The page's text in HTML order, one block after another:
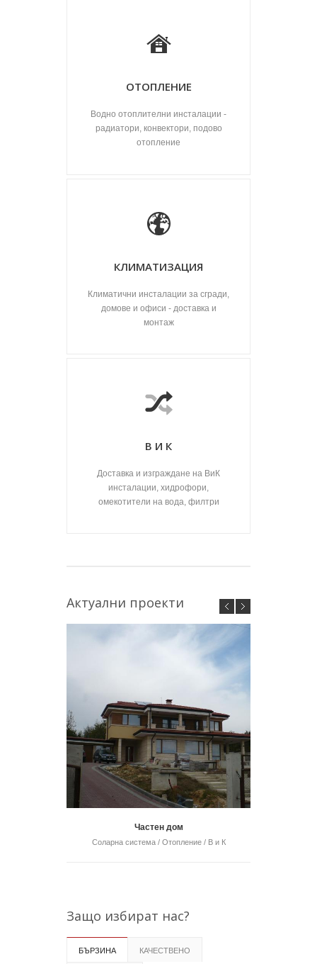
ОТОПЛЕНИЕ
Водно отоплителни инсталации -
радиатори, конвектори, подово
отопление
КЛИМАТИЗАЦИЯ
Климатични инсталации за сгради,
домове и офиси - доставка и
монтаж
В И К
Доставка и изграждане на ВиК
инсталации, хидрофори,
омекотители на вода, филтри
Актуални проекти
Частен дом
Соларна система / Отопление / В и К
Защо избират нас?
БЪРЗИНА КАЧЕСТВЕНО